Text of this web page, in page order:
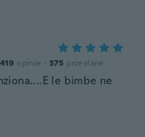
419 opinie · 375 przesłane
le bimbe ne